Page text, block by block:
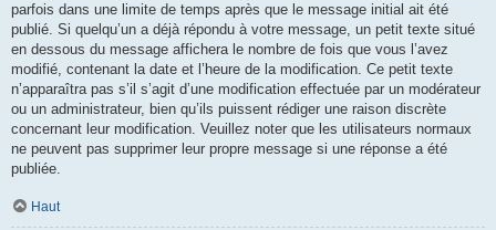
parfois dans une limite de temps après que le message initial ait été
publié. Si quelqu’un a déjà répondu à votre message, un petit texte situé
en dessous du message affichera le nombre de fois que vous l’avez
modifié, contenant la date et l’heure de la modification. Ce petit texte
n’apparaîtra pas s’il s’agit d’une modification effectuée par un modérateur
ou un administrateur, bien qu’ils puissent rédiger une raison discrète
concernant leur modification. Veuillez noter que les utilisateurs normaux
ne peuvent pas supprimer leur propre message si une réponse a été
publiée.
Haut